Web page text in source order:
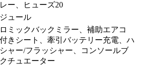
ー、ヒューズ20
ュール
ミックバックミラー、補助エアコ
きシート、牽引バッテリー充電、ハ
ャー/フラッシャー、コンソールブ
チュエーター